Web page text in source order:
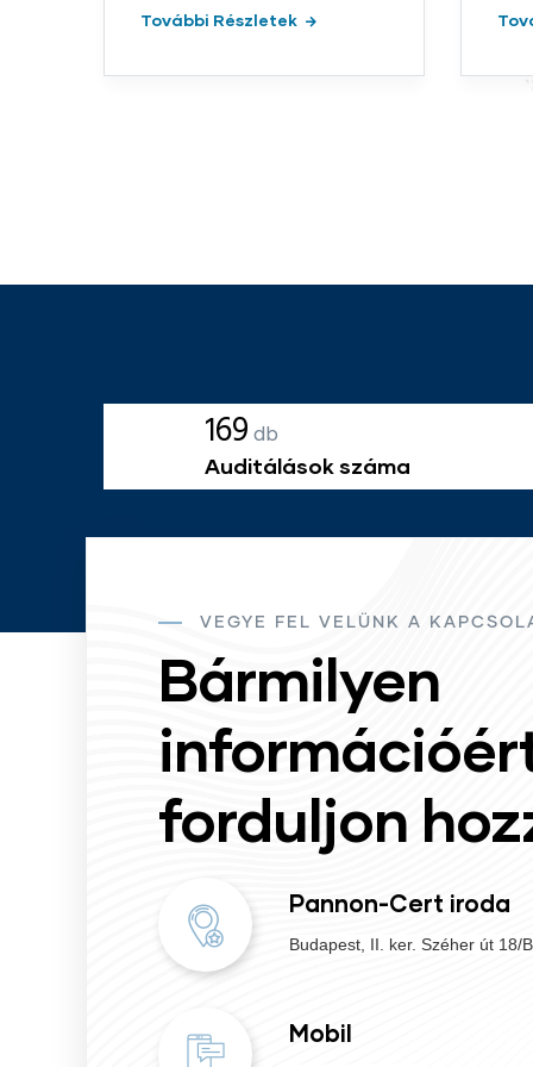
További Részletek
241 db
Auditálások száma
VEGYE FEL VELÜNK A
Bármilyen
forduljon
Pannon-Cert iroda
Budapest, II. ker. Széher út 18/B.
Mobil